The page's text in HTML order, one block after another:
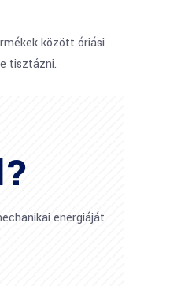
között óriási
tisztázni.
energiáját